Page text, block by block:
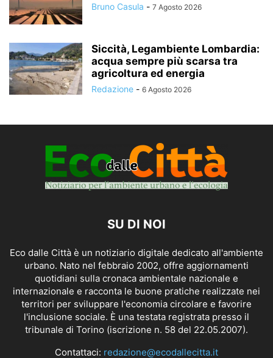
Bruno Casula - 7 Agosto 2026
Siccità, Legambiente Lombardia:
acqua sempre più scarsa tra
agricoltura ed energia
Redazione - 6 Agosto 2026
SU DI NOI
Eco dalle Città è un notiziario digitale dedicato all'ambiente
urbano. Nato nel febbraio 2002, offre aggiornamenti
quotidiani sulla cronaca ambientale nazionale e
internazionale e racconta le buone pratiche realizzate nei
territori per sviluppare l'economia circolare e favorire
l'inclusione sociale. È una testata registrata presso il
tribunale di Torino (iscrizione n. 58 del 22.05.2007).
Contattaci: redazione@ecodallecitta.it